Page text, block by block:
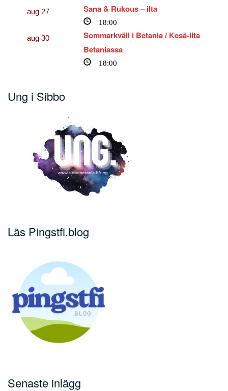
aug 27 Sana & Rukous – ilta
18:00
aug 30
Sommarkväll i Betania / Kesä-ilta
Betaniassa
18:00
Ung i Sibbo
Läs Pingstfi.blog
Senaste inlägg